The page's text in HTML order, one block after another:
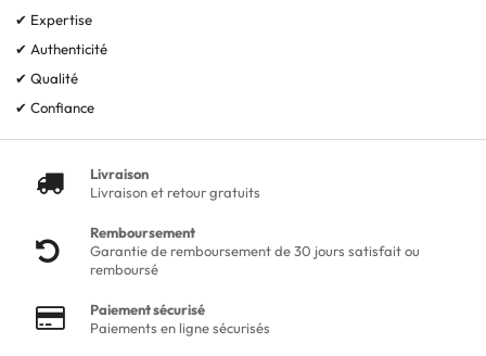
✔ Expertise
✔ Authenticité
✔ Qualité
✔ Confiance
Livraison
Livraison et retour gratuits
Remboursement
Garantie de remboursement de 30 jours satisfait ou
remboursé
Paiement sécurisé
Paiements en ligne sécurisés